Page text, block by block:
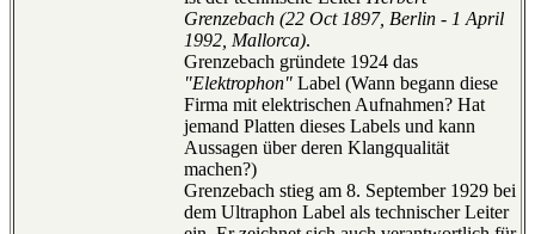
Grenzebach (22 Oct 1897, Berlin - 1 April
1992, Mallorca).
Grenzebach gründete 1924 das
"Elektrophon" Label (Wann begann diese
Firma mit elektrischen Aufnahmen? Hat
jemand Platten dieses Labels und kann
Aussagen über deren Klangqualität
machen?)
Grenzebach stieg am 8. September 1929 bei
dem Ultraphon Label als technischer Leiter